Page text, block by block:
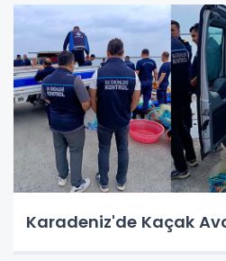
Karadeniz'de Kaçak